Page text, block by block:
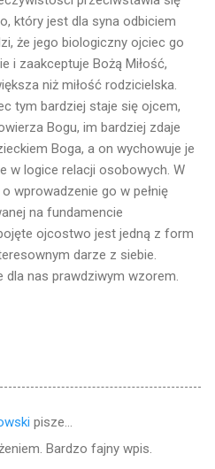
który jest dla syna odbiciem
że jego biologiczny ojciec go
i zaakceptuje Bożą Miłość,
niż miłość rodzicielska.
tym bardziej staje się ojcem,
Bogu, im bardziej zdaje
Boga, a on wychowuje je
w logice relacji osobowych. W
wprowadzenie go w pełnię
na fundamencie
ojcostwo jest jedną z form
darze z siebie.
nas prawdziwym wzorem.
pisze…
Bardzo fajny wpis.